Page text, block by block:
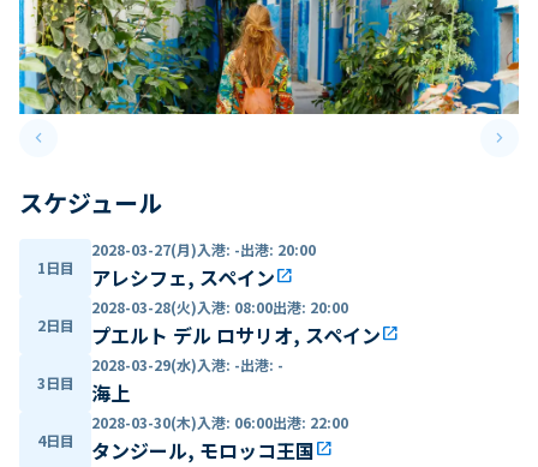
keyboard_arrow_leftPrevious slide keyboard_arrow_right
スケジュール
1日目
2028-03-27(月)入港: -出港: 20:00
アレシフェ, スペインopen_in_new
2日目
2028-03-28(火)入港: 08:00出港: 20:00
プエルト デル ロサリオ, スペインopen_in_new
3日目
2028-03-29(水)入港: -出港: -
海上
4日目
2028-03-30(木)入港: 06:00出港: 22:00
タンジール, モロッコ王国open_in_new